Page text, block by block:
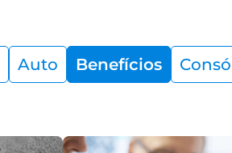
Auto Benefícios